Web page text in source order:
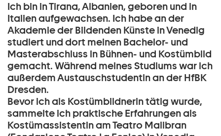
Ich bin in Tirana, Albanien, geboren und in
Italien aufgewachsen. Ich habe an der
Akademie der Bildenden Künste in Venedig
studiert und dort meinen Bachelor- und
Masterabschluss in Bühnen- und Kostümbild
gemacht. Während meines Studiums war ich
außerdem Austauschstudentin an der HfBK
Dresden.
Bevor ich als Kostümbildnerin tätig wurde,
sammelte ich praktische Erfahrungen als
Kostümassistentin am Teatro Malibran